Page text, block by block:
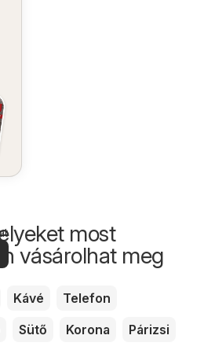
most
vásárolhat meg
Kávé
Telefon
Sütő Korona Párizsi